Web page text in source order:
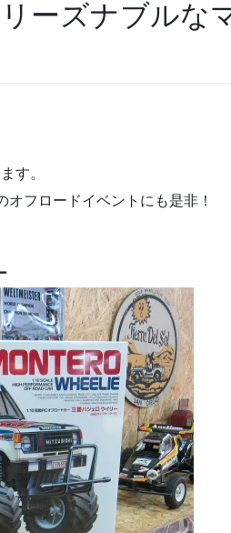
ーズナブルな
す。
フロードイベントにも是非！